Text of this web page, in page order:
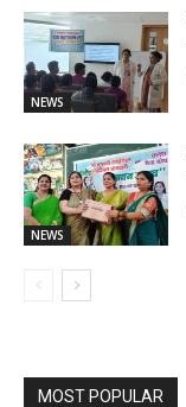
NEWS
NEWS
MOST POPULAR